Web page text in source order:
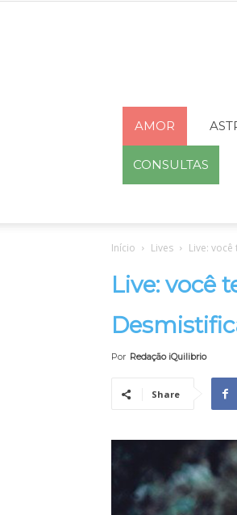
AMOR
CONSULTAS
Início Lives Live:
Live: você
Por Redação iQuilibrio
Share